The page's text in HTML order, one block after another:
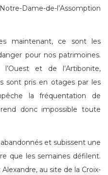
Dame-de-l’Assomption
maintenant, ce sont les
pour nos patrimoines.
et de l’Artibonite,
sont pris en otages par les
la fréquentation de
donc impossible toute
et subissent une
que les semaines défilent.
au site de la Croix-